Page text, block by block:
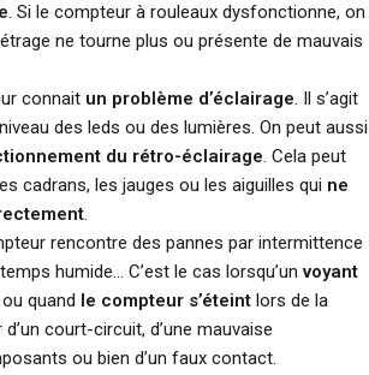
. Si le compteur à rouleaux dysfonctionne, on
ne tourne plus ou présente de mauvais
connait un problème d’éclairage. Il s’agit
des leds ou des lumières. On peut aussi
du rétro-éclairage. Cela peut
cadrans, les jauges ou les aiguilles qui ne
.
rencontre des pannes par intermittence
humide… C’est le cas lorsqu’unvoyant
quand le compteur s’éteint lors de la
court-circuit, d’une mauvaise
ou bien d’un faux contact.